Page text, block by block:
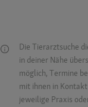
Die Tierarztsuche
in deiner Nähe
möglich, Termine
mit ihnen in
jeweilige Praxis